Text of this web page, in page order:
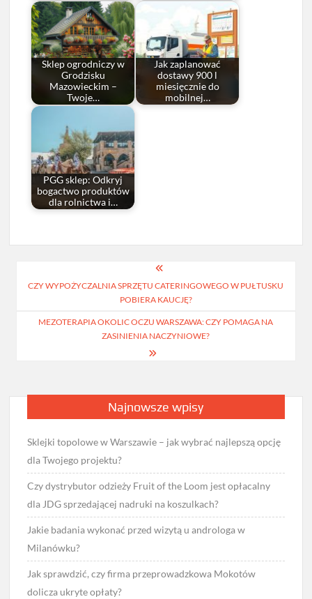
Sklep ogrodniczy w
Grodzisku
Mazowieckim –
Twoje…
Jak zaplanować
dostawy 900 l
miesięcznie do
mobilnej…
PGG sklep: Odkryj
bogactwo produktów
dla rolnictwa i…
wpisu
CZY WYPOŻYCZALNIA SPRZĘTU CATERINGOWEGO W PUŁTUSKU
POBIERA KAUCJĘ?
MEZOTERAPIA OKOLIC OCZU WARSZAWA: CZY POMAGA NA
ZASINIENIA NACZYNIOWE?
Najnowsze wpisy
Sklejki topolowe w Warszawie – jak wybrać najlepszą opcję
dla Twojego projektu?
Czy dystrybutor odzieży Fruit of the Loom jest opłacalny
dla JDG sprzedającej nadruki na koszulkach?
Jakie badania wykonać przed wizytą u androloga w
Milanówku?
Jak sprawdzić, czy firma przeprowadzkowa Mokotów
dolicza ukryte opłaty?